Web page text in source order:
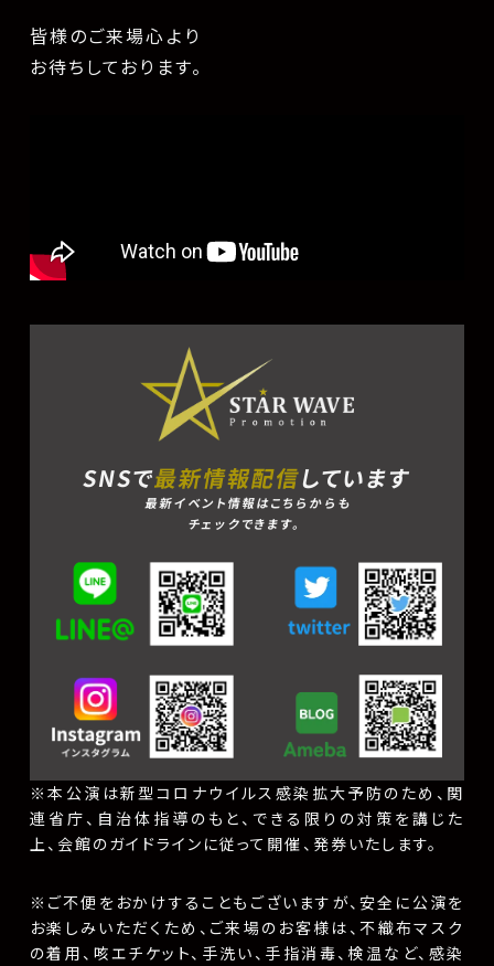
皆様のご来場心より
お待ちしております。
SNSで最新情報配信しています
最新イベント情報はこちらからも
チェックできます。
※本公演は新型コロナウイルス感染拡大予防のため、関
連省庁、自治体指導のもと、できる限りの対策を講じた
上、会館のガイドラインに従って開催、発券いたします。
※ご不便をおかけすることもございますが、安全に公演を
お楽しみいただくため、ご来場のお客様は、不織布マスク
の着用、咳エチケット、手洗い、手指消毒、検温など、感染